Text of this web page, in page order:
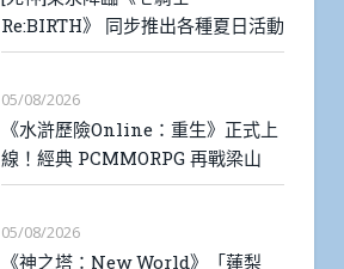
Re:BIRTH》 同步推出各種夏日活動
05/08/2026
《水滸歷險Online：重生》正式上
線！經典 PCMMORPG 再戰梁山
05/08/2026
《神之塔：New World》「蓮梨